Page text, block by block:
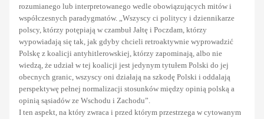
rozumianego lub interpretowanego wedle obowiązujących mitów i
współczesnych paradygmatów. „Wszyscy ci politycy i dziennikarze
polscy, którzy potępiają w czambuł Jałtę i Poczdam, którzy
wypowiadają się tak, jak gdyby chcieli retroaktywnie wyprowadzić
Polskę z koalicji antyhitlerowskiej, którzy zapominają, albo nie
wiedzą, że udział w tej koalicji jest jedynym tytułem Polski do jej
obecnych granic, wszyscy oni działają na szkodę Polski i oddalają
perspektywę pełnej normalizacji stosunków między opinią polską a
opinią sąsiadów ze Wschodu i Zachodu”.
I ten aspekt, na który zwraca i przed którym przestrzega w cytowanym